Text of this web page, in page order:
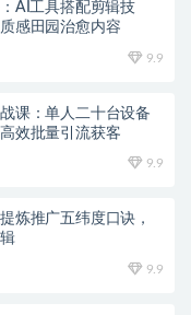
AI工具搭配剪辑技
感田园治愈内容
9.9
课：单人二十台设备
效批量引流获客
9.9
炼推广五纬度口诀，
9.9